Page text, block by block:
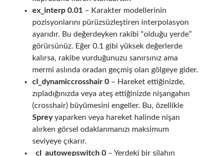
ex_interp 0.01– Karakter modellerinin
pozisyonlarını pürüzsüzleştiren interpolasyon
ayarıdır. Bu değerdeyken rakibi “olduğu yerde”
görürsünüz. Eğer 0.1 gibi yüksek değerlerde
kalırsa, rakibe vurduğunuzu sanırsınız ama
mermi aslında oradan geçmiş olan gölgeye gider.
cl_dynamiccrosshair 0– Hareket ettiğinizde,
zıpladığınızda veya ateş ettiğinizde nişangahın
(crosshair) büyümesini engeller. Bu, özellikle
Spreyyaparken veya hareket halinde nişan
alırken görsel odaklanmanızı maksimum
seviyeye çıkarır.
_cl_autowepswitch 0– Yerdeki bir silahın